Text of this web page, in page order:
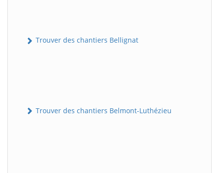
Trouver des chantiers Bellignat
Trouver des chantiers Belmont-Luthézieu